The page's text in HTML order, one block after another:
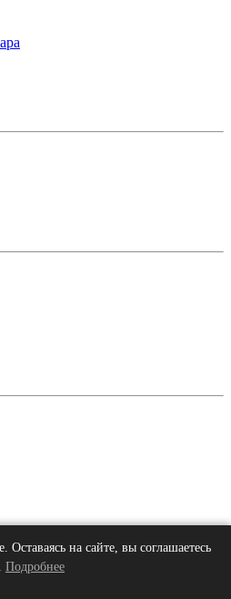
на сайте, вы соглашаетесь
Подробнее